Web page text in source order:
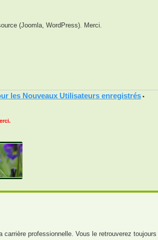
(Joomla, WordPress). Merci.
les Nouveaux Utilisateurs enregistrés •
professionnelle. Vous le retrouverez